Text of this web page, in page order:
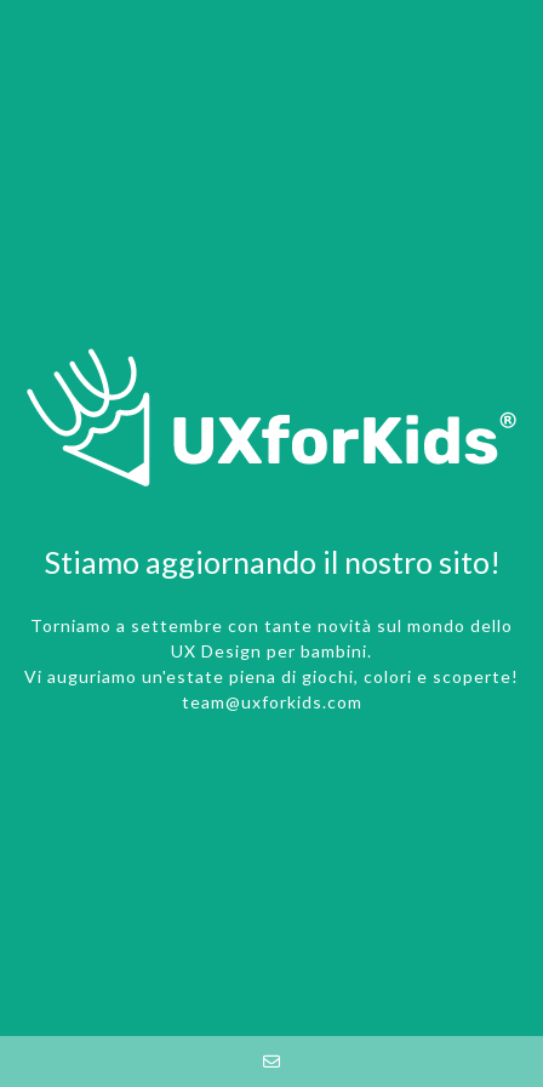
Stiamo aggiornando il nostro sito!
Torniamo a settembre con tante novità sul mondo dello
UX Design per bambini.
Vi auguriamo un'estate piena di giochi, colori e scoperte!
team@uxforkids.com